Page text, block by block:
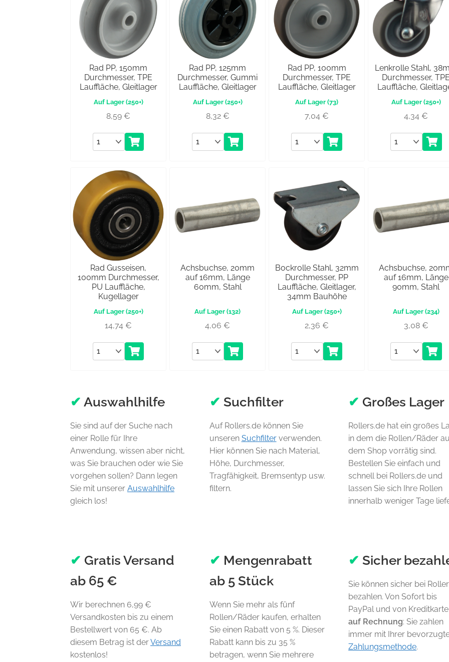
Rad PP, 150mm
Durchmesser, TPE
Lauffläche, Gleitlager
(250+)
8,59€
Anzahl
Rad PP, 125mm
Durchmesser, Gummi
Lauffläche, Gleitlager
(250+)
8,32 €
Anzahl
Rad PP, 100mm
Durchmesser, TPE
Lauffläche, Gleitlager
(73)
7,04€
Anzahl
Lenkrolle Stahl,
Durchmesser,
Lauffläche,
(250+)
4,34€
Anzahl
Rad Gusseisen,
100mm Durchmesser,
PU Lauffläche,
Kugellager
(250+)
14,74€
Anzahl
Achsbuchse, 20mm
auf 16mm, Länge
60mm, Stahl
(132)
4,06€
Anzahl
Bockrolle Stahl, 32mm
Durchmesser, PP
Lauffläche, Gleitlager,
34mm Bauhöhe
(250+)
2,36€
Anzahl
Achsbuchse,
auf 16mm, Länge
90mm, Stahl
(234)
3,08 €
Anzahl
✔ Auswahlhilfe
Sie sind auf der Suche nach
einer Rolle für Ihre
Anwendung, wissen aber nicht,
was Sie brauchen oder wie Sie
vorgehen sollen? Dann legen
Sie mit unsererAuswahlhilfe
gleich los!
✔ Suchfilter
Auf Rollers.de können Sie
unseren Suchfilterverwenden.
Hier können Sie nach Material,
Höhe, Durchmesser,
Tragfähigkeit, Bremsentyp usw.
filtern.
✔ Großes Lager
Rollers.de hat ein großes
in dem die Rollen/Räder
dem Shop vorrätig sind.
Bestellen Sie einfach und
schnell bei Rollers.de und
lassen Sie sich Ihre Rollen
innerhalb weniger Tage
✔ Gratis Versand
ab 65 €
Wir berechnen 6,99 €
Versandkosten bis zu einem
Bestellwert von 65 €. Ab
diesem Betrag ist derVersand
kostenlos!
✔ Mengenrabatt
ab 5 Stück
Wenn Sie mehr als fünf
Rollen/Räder kaufen, erhalten
Sie einen Rabatt von 5 %. Dieser
Rabatt kann bis zu 35 %
betragen, wenn Sie mehrere
✔ Sicher
Sie können sicher bei
bezahlen. Von Sofort bis
PayPal und von
auf Rechnung: Sie zahlen
immer mit Ihrer
Zahlungsmethode.